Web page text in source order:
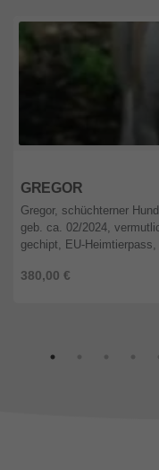
GREGOR
380,00 €
Gregor, schüchterner
geb. ca. 02/2024,
gechipt, EU-